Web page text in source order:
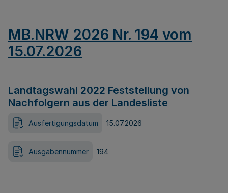
MB.NRW 2026 Nr. 194 vom
15.07.2026
Landtagswahl 2022 Feststellung von
Nachfolgern aus der Landesliste
Ausfertigungsdatum 15.07.2026
Ausgabennummer 194